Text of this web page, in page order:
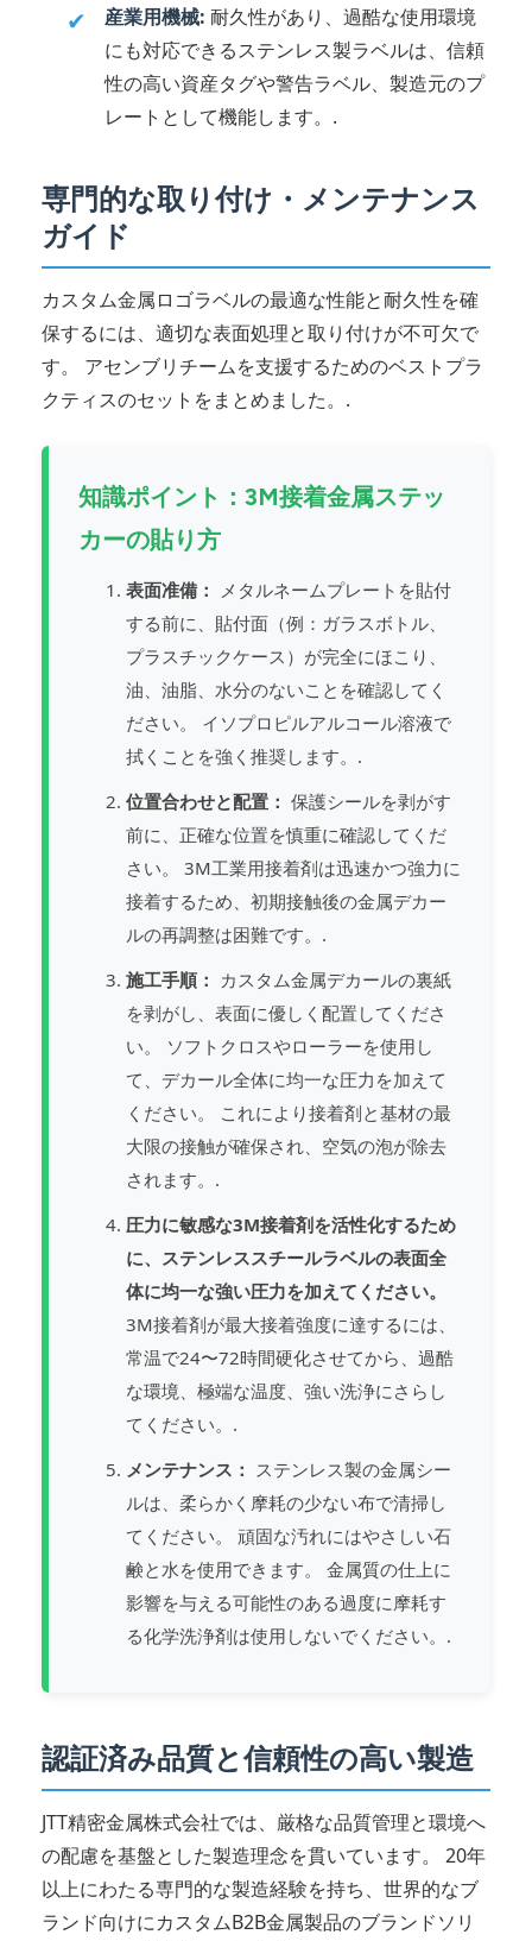
✔ 産業用機械: 耐久性があり、過酷な使用環境
にも対応できるステンレス製ラベルは、信頼
性の高い資産タグや警告ラベル、製造元のプ
レートとして機能します。.
専門的な取り付け・メンテナンス
ガイド
カスタム金属ロゴラベルの最適な性能と耐久性を確
保するには、適切な表面処理と取り付けが不可欠で
す。 アセンブリチームを支援するためのベストプラ
クティスのセットをまとめました。.
知識ポイント：3M接着金属ステッ
カーの貼り方
表面准備： メタルネームプレートを貼付
する前に、貼付面（例：ガラスボトル、
プラスチックケース）が完全にほこり、
油、油脂、水分のないことを確認してく
ださい。 イソプロピルアルコール溶液で
拭くことを強く推奨します。.
位置合わせと配置： 保護シールを剥がす
前に、正確な位置を慎重に確認してくだ
さい。 3M工業用接着剤は迅速かつ強力に
接着するため、初期接触後の金属デカー
ルの再調整は困難です。.
施工手順： カスタム金属デカールの裏紙
を剥がし、表面に優しく配置してくださ
い。 ソフトクロスやローラーを使用し
て、デカール全体に均一な圧力を加えて
ください。 これにより接着剤と基材の最
大限の接触が確保され、空気の泡が除去
されます。.
圧力に敏感な3M接着剤を活性化するため
に、ステンレススチールラベルの表面全
体に均一な強い圧力を加えてください。
3M接着剤が最大接着強度に達するには、
常温で24〜72時間硬化させてから、過酷
な環境、極端な温度、強い洗浄にさらし
てください。.
メンテナンス： ステンレス製の金属シー
ルは、柔らかく摩耗の少ない布で清掃し
てください。 頑固な汚れにはやさしい石
鹸と水を使用できます。 金属質の仕上に
影響を与える可能性のある過度に摩耗す
る化学洗浄剤は使用しないでください。.
認証済み品質と信頼性の高い製造
JTT精密金属株式会社では、厳格な品質管理と環境へ
の配慮を基盤とした製造理念を貫いています。 20年
以上にわたる専門的な製造経験を持ち、世界的なブ
ランド向けにカスタムB2B金属製品のブランドソリ